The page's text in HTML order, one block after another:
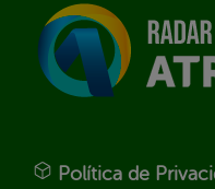
Política de